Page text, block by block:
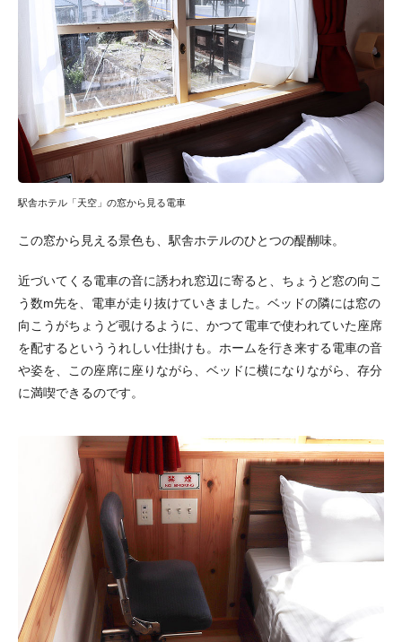
駅舎ホテル「天空」の窓から見る電車
この窓から見える景色も、駅舎ホテルのひとつの醍醐味。
近づいてくる電車の音に誘われ窓辺に寄ると、ちょうど窓の向こ
う数m先を、電車が走り抜けていきました。ベッドの隣には窓の
向こうがちょうど覗けるように、かつて電車で使われていた座席
を配するといううれしい仕掛けも。ホームを行き来する電車の音
や姿を、この座席に座りながら、ベッドに横になりながら、存分
に満喫できるのです。